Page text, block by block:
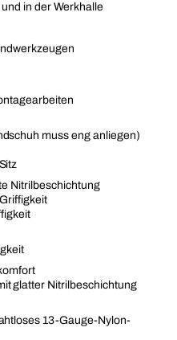
in der Werkhalle
muss eng anliegen)
Nitrilbeschichtung
glatter Nitrilbeschichtung
13-Gauge-Nylon-